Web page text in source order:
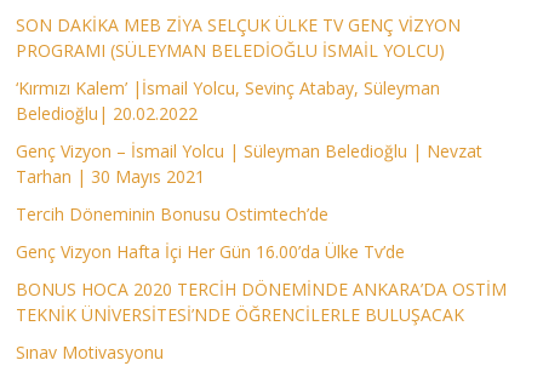
SON DAKİKA MEB ZİYA SELÇUK ÜLKE TV GENÇ VİZYON
PROGRAMI (SÜLEYMAN BELEDİOĞLU İSMAİL YOLCU)
‘Kırmızı Kalem’ |İsmail Yolcu, Sevinç Atabay, Süleyman
Beledioğlu| 20.02.2022
Genç Vizyon – İsmail Yolcu | Süleyman Beledioğlu | Nevzat
Tarhan | 30 Mayıs 2021
Tercih Döneminin Bonusu Ostimtech’de
Genç Vizyon Hafta İçi Her Gün 16.00’da Ülke Tv’de
BONUS HOCA 2020 TERCİH DÖNEMİNDE ANKARA’DA OSTİM
TEKNİK ÜNİVERSİTESİ’NDE ÖĞRENCİLERLE BULUŞACAK
Sınav Motivasyonu